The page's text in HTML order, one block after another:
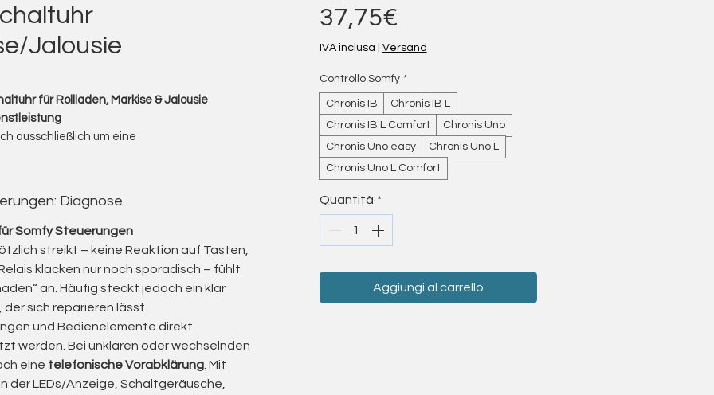
Jalousie
für Rollladen, Markise & Jalousie
ausschließlich um eine
beauftragt der Kunde die
dass diese vor Ablauf der Widerrufsfrist
Zeitpläne ein, Tag für Tag.“
doch bei Thomas Reh bekomme ich mein
Diagnose
Somfy Steuerungen
streikt – keine Reaktion auf Tasten,
klacken nur noch sporadisch – fühlt
an. Häufig steckt jedoch ein klar
sich reparieren lässt.
und Bedienelemente direkt
werden. Bei unklaren oder wechselnden
eine telefonische Vorabklärung . Mit
der LEDs/Anzeige, Schaltgeräusche,
37,75€
IVA inclusa Versand
Controllo Somfy *
Chronis IB
Chronis IB L
Chronis IB L Comfort
Chronis Uno
Chronis Uno easy
Chronis Uno L
Chronis Uno L Comfort
Quantità *
Aggiungi al carrello